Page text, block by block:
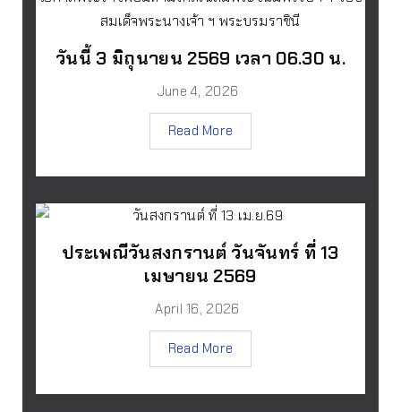
วันนี้ 3 มิถุนายน 2569 เวลา 06.30 น.
June 4, 2026
Read More
ประเพณีวันสงกรานต์ วันจันทร์ ที่ 13
เมษายน 2569
April 16, 2026
Read More